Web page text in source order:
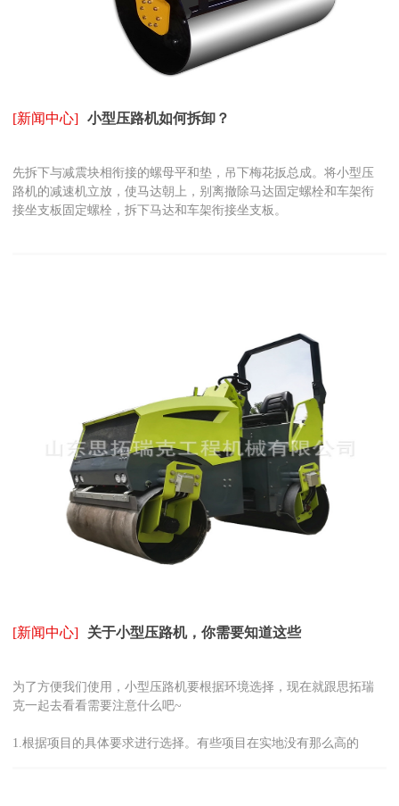
[新闻中心] 小型压路机如何拆卸？
先拆下与减震块相衔接的螺母平和垫，吊下梅花扳总成。将小型压
路机的减速机立放，使马达朝上，别离撤除马达固定螺栓和车架衔
接坐支板固定螺栓，拆下马达和车架衔接坐支板。
[新闻中心] 关于小型压路机，你需要知道这些
为了方便我们使用，小型压路机要根据环境选择，现在就跟思拓瑞
克一起去看看需要注意什么吧~
1.根据项目的具体要求进行选择。有些项目在实地没有那么高的